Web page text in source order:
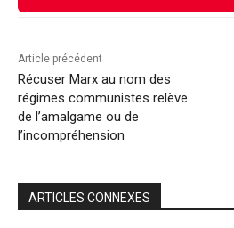
Article précédent
Récuser Marx au nom des
régimes communistes relève
de l’amalgame ou de
l’incompréhension
ARTICLES CONNEXES